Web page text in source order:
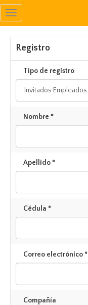
Toggle
navigation
Registro
Tipo de registro
Nombre *
Apellido *
Cédula *
Correo electrónico *
Compañía